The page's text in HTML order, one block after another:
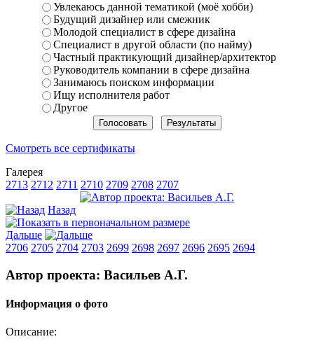
Увлекаюсь данной тематикой (моё хобби)
Будущий дизайнер или смежник
Молодой специалист в сфере дизайна
Специалист в другой области (по найму)
Частный практикующий дизайнер/архитектор
Руководитель компании в сфере дизайна
Занимаюсь поиском информации
Ищу исполнителя работ
Другое
Смотреть все сертификаты
Галерея
2713 2712 2711 2710 2709 2708 2707
Назад
Дальше
2706 2705 2704 2703 2699 2698 2697 2696 2695 2694
Автор проекта: Васильев А.Г.
Информация о фото
Описание: